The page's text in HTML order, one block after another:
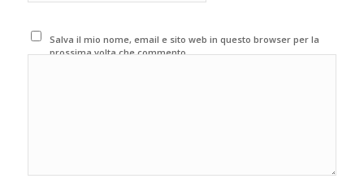
Salva il mio nome, email e sito web in questo browser per la
prossima volta che commento.